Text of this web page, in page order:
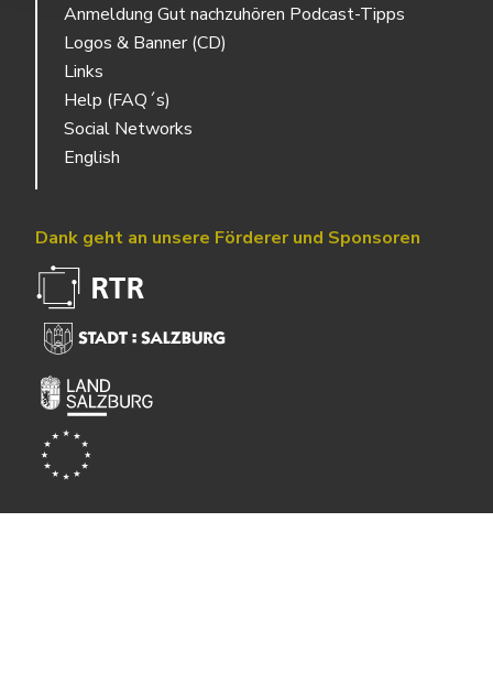
Anmeldung Gut nachzuhören Podcast-Tipps
Logos & Banner (CD)
Links
Help (FAQ´s)
Social Networks
English
Dank geht an unsere Förderer und Sponsoren